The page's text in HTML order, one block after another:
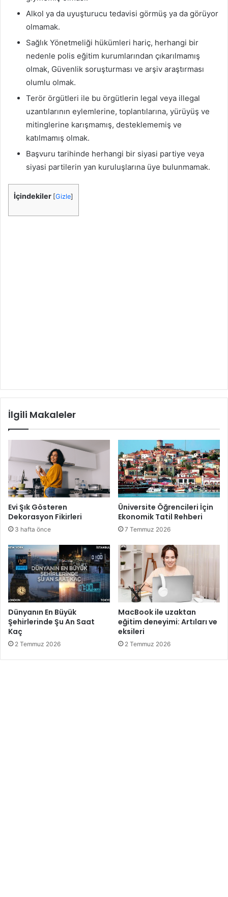
Alkol ya da uyuşturucu tedavisi görmüş ya da görüyor
olmamak.
Sağlık Yönetmeliği hükümleri hariç, herhangi bir
nedenle polis eğitim kurumlarından çıkarılmamış
olmak, Güvenlik soruşturması ve arşiv araştırması
olumlu olmak.
Terör örgütleri ile bu örgütlerin legal veya illegal
uzantılarının eylemlerine, toplantılarına, yürüyüş ve
mitinglerine karışmamış, desteklememiş ve
katılmamış olmak.
Başvuru tarihinde herhangi bir siyasi partiye veya
siyasi partilerin yan kuruluşlarına üye bulunmamak.
İçindekiler [Gizle]
İlgili Makaleler
Evi Şık Gösteren
Dekorasyon Fikirleri
3 hafta önce
Üniversite Öğrencileri İçin
Ekonomik Tatil Rehberi
7 Temmuz 2026
Dünyanın En Büyük
Şehirlerinde Şu An Saat
Kaç
2 Temmuz 2026
MacBook ile uzaktan
eğitim deneyimi: Artıları ve
eksileri
2 Temmuz 2026